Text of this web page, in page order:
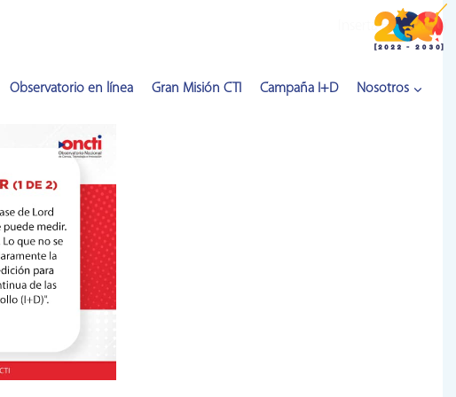
Inserta HTML aquí
Observatorio en línea Gran Misión CTI Campaña I+D Nosotros